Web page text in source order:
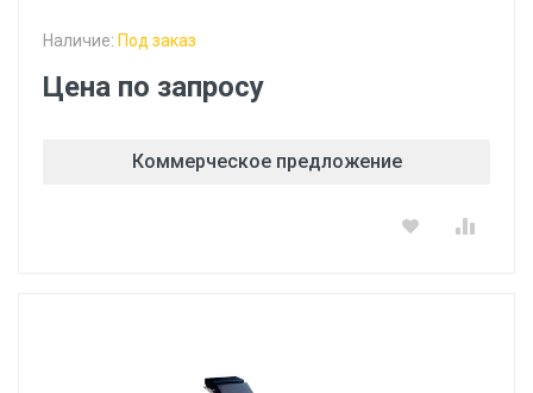
Наличие: Под заказ
Цена по запросу
Коммерческое предложение